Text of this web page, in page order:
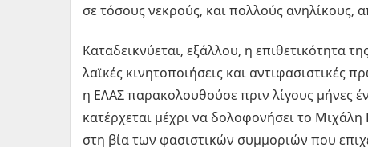
σε τόσους νεκρούς, και πολλούς ανηλίκους,
Καταδεικνύεται, εξάλλου, η επιθετικότητα
λαϊκές κινητοποιήσεις και αντιφασιστικές
η ΕΛΑΣ παρακολουθούσε πριν λίγους μήνες
κατέρχεται μέχρι να δολοφονήσει το Μιχάλη
στη βία των φασιστικών συμμοριών που